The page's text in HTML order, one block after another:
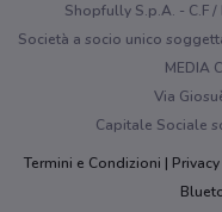
Shopfully S.p.A. - C.F /
Società a socio unico
MEDIA
Via
Capitale Sociale
Termini e Condizioni